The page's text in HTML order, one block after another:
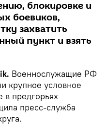
блокировке и
боевиков,
захватить
пункт и взять
Военнослужащие РФ
крупное условное
в предгорьях
пресс-служба